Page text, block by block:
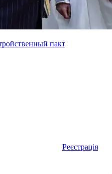
пакт
Реєстрація